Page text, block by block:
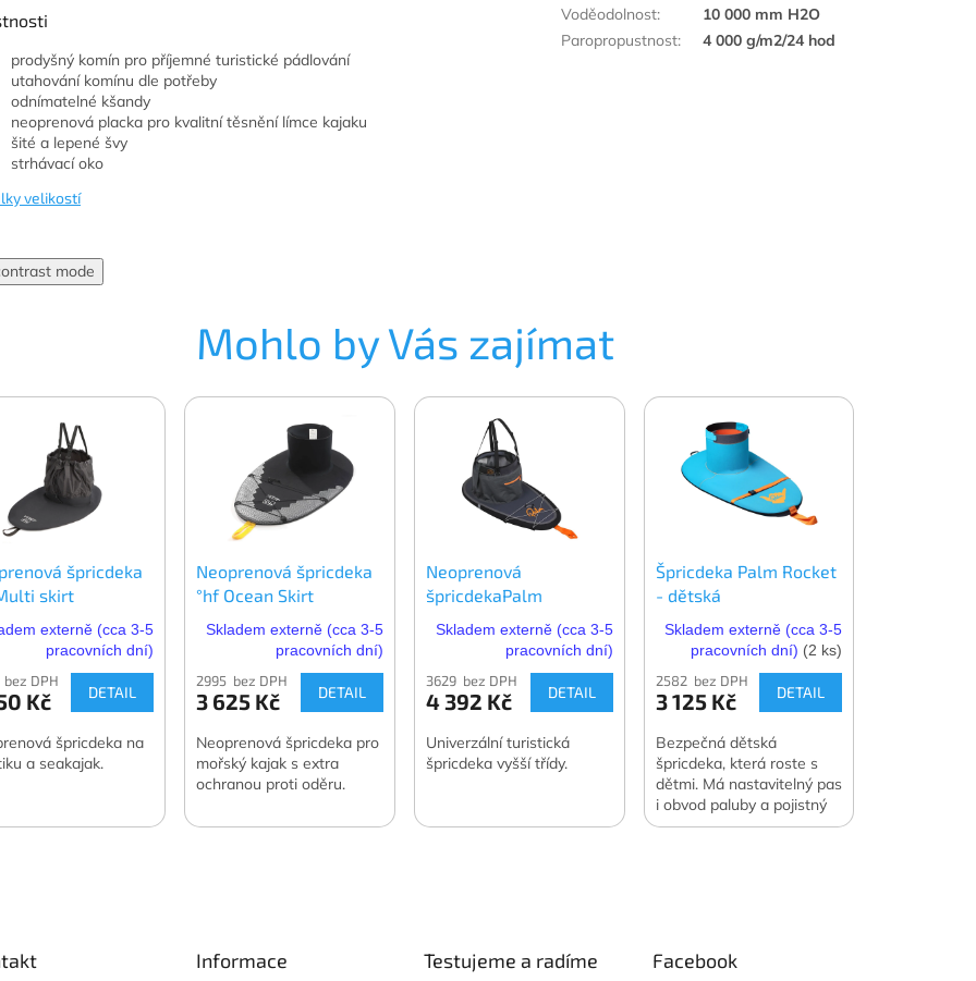
prodyšný komín pro příjemné turistické pádlování
utahování komínu dle potřeby
odnímatelné kšandy
neoprenová placka pro kvalitní těsnění límce kajaku
šité a lepené švy
strhávací oko
velikostí
Voděodolnost:
10 000 mm H2O
Paropropustnost: 4 000 g/m2/24 hod
mode
Mohlo by Vás zajímat
špricdeka
skirt
externě (cca 3-5
pracovních dní)
DPH
Kč DETAIL
špricdeka na
a seakajak.
Neoprenová špricdeka
°hf Ocean Skirt
Skladem externě (cca 3-5
pracovních dní)
2995 bez DPH
3 625 Kč DETAIL
Neoprenová špricdeka pro
mořský kajak s extra
ochranou proti oděru.
Neoprenová
špricdekaPalm
Skladem externě (cca 3-5
pracovních dní)
3629 bez DPH
4 392 Kč DETAIL
Univerzální turistická
špricdeka vyšší třídy.
Špricdeka Palm Rocket
- dětská
Skladem externě (cca 3-5
pracovních dní) (2 ks)
2582 bez DPH
3 125 Kč DETAIL
Bezpečná dětská
špricdeka, která roste s
dětmi. Má nastavitelný pas
i obvod paluby a pojistný
popruh pro snadné
Informace Testujeme a radíme Facebook